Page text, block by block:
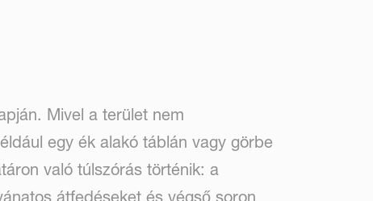
Mivel a terület nem
egy ék alakó táblán vagy görbe
való túlszórás történik: a
átfedéseket és végső soron